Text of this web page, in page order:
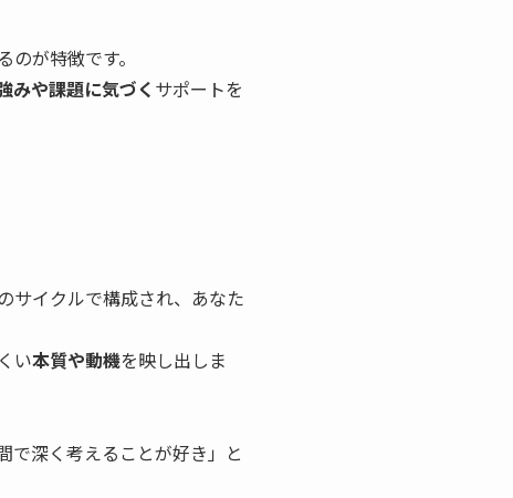
が特徴です。
みや課題に気づく サポートを
サイクルで構成され、あなた
い本質や動機を映し出しま
で深く考えることが好き」と